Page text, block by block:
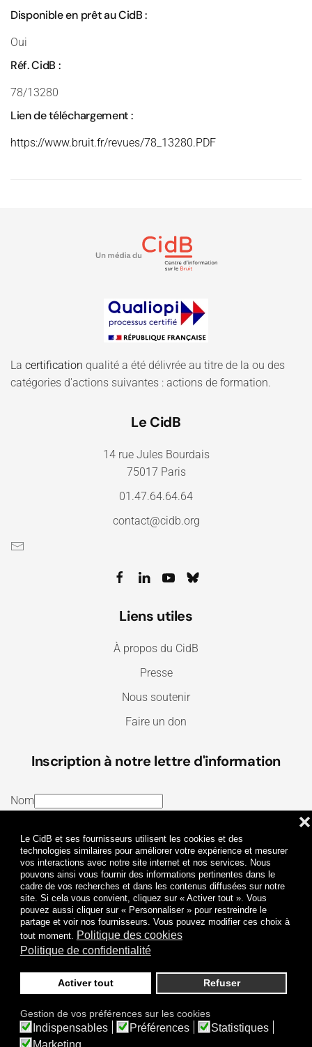
Le CidB et ses fournisseurs utilisent les cookies et des
technologies similaires pour améliorer votre expérience et mesurer
vos interactions avec notre site internet et nos services. Nous
pouvons ainsi vous fournir des informations pertinentes dans le
cadre de vos recherches et dans les contenus diffusées sur notre
site. Si cela vous convient, cliquez sur « Activer tout ». Vous
pouvez aussi cliquer sur « Personnaliser » pour restreindre le
partage et voir nos fournisseurs. Vous pouvez modifier ces choix à
tout moment. Politique des cookies
Politique de confidentialité
Activer tout Refuser
❌
Gestion de vos préférences sur les cookies
Indispensables Préférences
Statistiques
Marketing
Disponible en prêt au CidB :
Oui
Réf. CidB :
78/13280
Lien de téléchargement :
https://www.bruit.fr/revues/78_13280.PDF
La certification qualité a été délivrée au titre de la ou des
catégories d'actions suivantes : actions de formation.
Le CidB
14 rue Jules Bourdais
75017 Paris
01.47.64.64.64
contact@cidb.org
Liens utiles
À propos du CidB
Presse
Nous soutenir
Faire un don
Inscription à notre lettre d'information
Nom
J’ai lu et j’accepte lesTermes et conditionset la
Politique de confidentialité
Je m'abonne
© 2009-2026 CidB. Tous droits réservés.